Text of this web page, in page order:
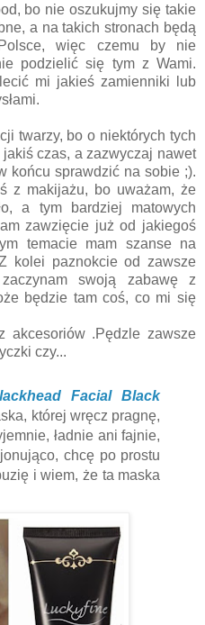
bo nie oszukujmy się takie
a na takich stronach będą
więc czemu by nie
podzielić się tym z Wami.
mi jakieś zamienniki lub
twarzy, bo o niektórych tych
jakiś czas, a zazwyczaj nawet
końcu sprawdzić na sobie ;).
z makijażu, bo uważam, że
a tym bardziej matowych
zawzięcie już od jakiegoś
temacie mam szanse na
kolei paznokcie od zawsze
swoją zabawę z
będzie tam coś, co mi się
.Pędzle zawsze
czy...
Facial Black
której wręcz pragnę,
ładnie ani fajnie,
chcę po prostu
i wiem, że ta maska